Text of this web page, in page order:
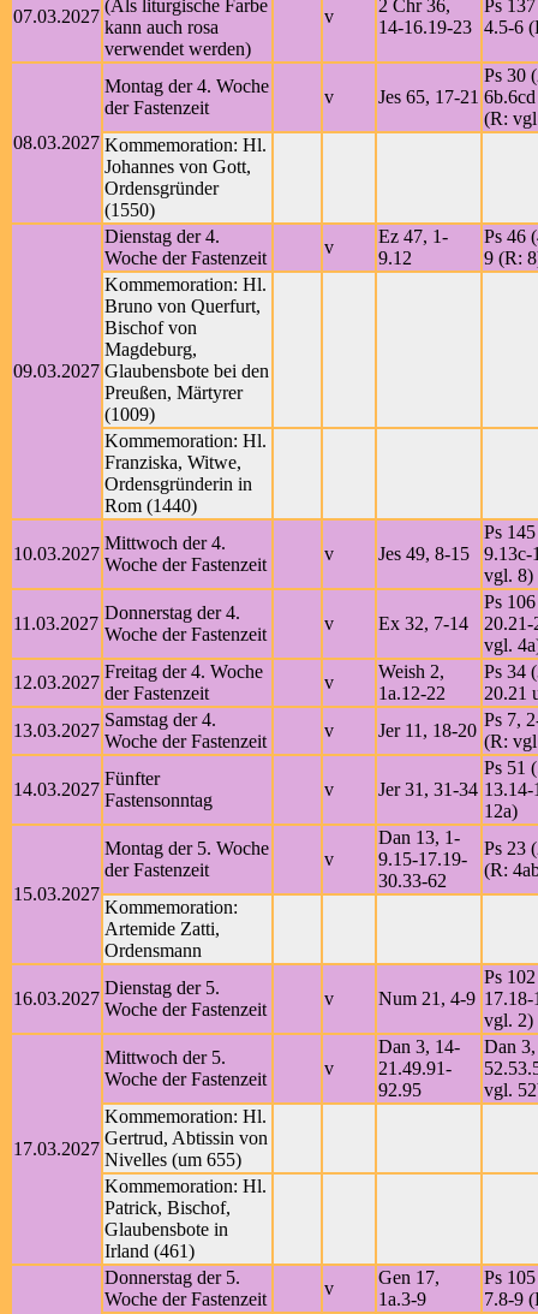
07.03.2027
(Als liturgische Farbe
kann auch rosa
verwendet werden)
v
2 Chr 36,
14-16.19-23
Ps
4.5-6
08.03.2027
Montag der 4. Woche
der Fastenzeit
v Jes 65, 17-21
Ps 30
(R:
Kommemoration: Hl.
Johannes von Gott,
Ordensgründer
(1550)
09.03.2027
Dienstag der 4.
Woche der Fastenzeit
v
Ez 47, 1-
9.12
Ps 46
9 (R:
Kommemoration: Hl.
Bruno von Querfurt,
Bischof von
Magdeburg,
Glaubensbote bei den
Preußen, Märtyrer
(1009)
Kommemoration: Hl.
Franziska, Witwe,
Ordensgründerin in
Rom (1440)
10.03.2027
Mittwoch der 4.
Woche der Fastenzeit
v Jes 49, 8-15
Ps
9.13c-
vgl. 8)
11.03.2027
Donnerstag der 4.
Woche der Fastenzeit
v Ex 32, 7-14
Ps
vgl.
12.03.2027
Freitag der 4. Woche
der Fastenzeit
v
Weish 2,
1a.12-22
Ps 34
20.21
13.03.2027
Samstag der 4.
Woche der Fastenzeit
v Jer 11, 18-20
Ps 7,
(R:
14.03.2027
Fünfter
Fastensonntag
v Jer 31, 31-34
Ps 51
12a)
15.03.2027
Montag der 5. Woche
der Fastenzeit
v
Dan 13, 1-
9.15-17.19-
30.33-62
Ps 23
(R:
Kommemoration:
Artemide Zatti,
Ordensmann
16.03.2027
Dienstag der 5.
Woche der Fastenzeit
v Num 21, 4-9
Ps
vgl. 2)
17.03.2027
Mittwoch der 5.
Woche der Fastenzeit
v
Dan 3, 14-
21.49.91-
92.95
Dan 3,
vgl.
Kommemoration: Hl.
Gertrud, Abtissin von
Nivelles (um 655)
Kommemoration: Hl.
Patrick, Bischof,
Glaubensbote in
Irland (461)
Donnerstag der 5.
Woche der Fastenzeit
v
Gen 17,
1a.3-9
Ps
7.8-9